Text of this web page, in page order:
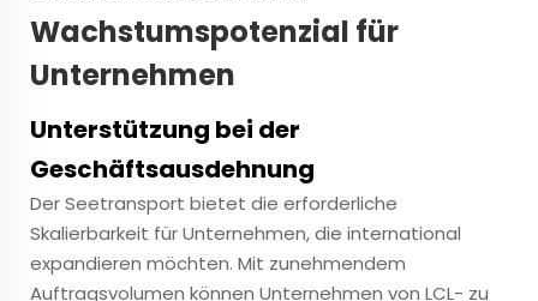
Wachstumspotenzial für
Unternehmen
Unterstützung bei der
Geschäftsausdehnung
Der Seetransport bietet die erforderliche
Skalierbarkeit für Unternehmen, die international
expandieren möchten. Mit zunehmendem
Auftragsvolumen können Unternehmen von LCL- zu